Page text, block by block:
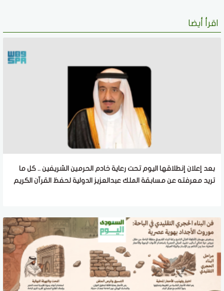
اقرأ أيضا
بعد إعلان إنطلاقها اليوم تحت رعاية خادم الحرمين الشريفين .. كل ما
تريد معرفته عن مسابقة الملك عبدالعزيز الدولية لحفظ القرآن الكريم